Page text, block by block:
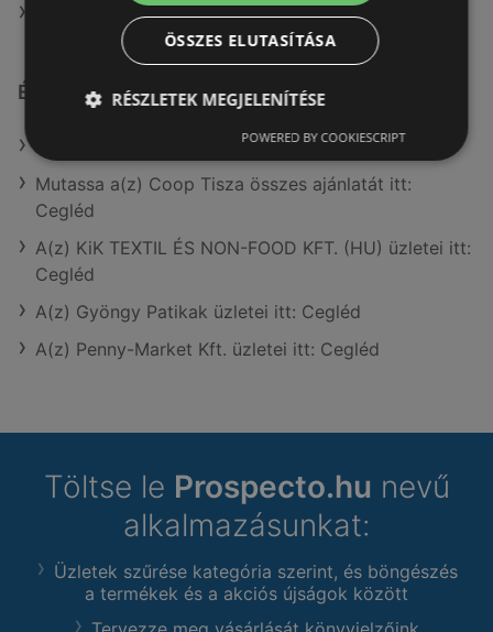
A(z) Gyöngy Patikak ajánlatai
Érdeklődésre számot tartó elemek itt:
A(z) Benu Gyógyszertárak üzletei itt: Cegléd
Mutassa a(z) Coop Tisza összes ajánlatát itt:
Cegléd
A(z) KiK TEXTIL ÉS NON-FOOD KFT. (HU) üzletei itt:
Cegléd
A(z) Gyöngy Patikak üzletei itt: Cegléd
A(z) Penny-Market Kft. üzletei itt: Cegléd
Töltse le Prospecto.hu nevű
alkalmazásunkat:
Üzletek szűrése kategória szerint, és böngészés
a termékek és a akciós újságok között
ÖSSZES ELUTASÍTÁSA
RÉSZLETEK MEGJELENÍTÉSE
POWERED BY COOKIESCRIPT